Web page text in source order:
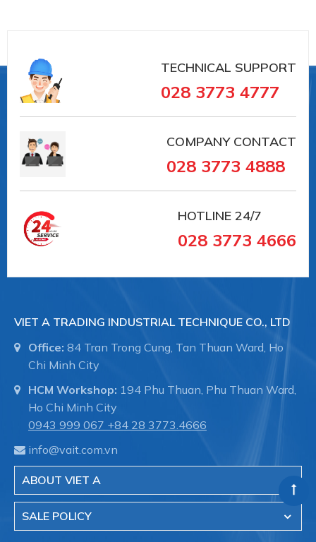
Straub
là nhà sản xuất thiết bị khớp nối ống và
xử lý sự cố đường ống đến từ Thụy Sĩ. Straub đã có
ngầm.
- Hệ thông phòng cháy chữa cháy trong tòa nhà,
nhà xưởng.
TECHNICAL SUPPORT
028 3773 4777
COMPANY CONTACT
028 3773 4888
HOTLINE 24/7
028 3773 4666
VIET A TRADING INDUSTRIAL TECHNIQUE CO., LTD
Office: 84 Tran Trong Cung, Tan Thuan Ward, Ho
Chi Minh City
HCM Workshop: 194 Phu Thuan, Phu Thuan Ward,
Ho Chi Minh City
0943 999 067 +84 28 3773.4666
info@vait.com.vn
ABOUT VIET A
SALE POLICY